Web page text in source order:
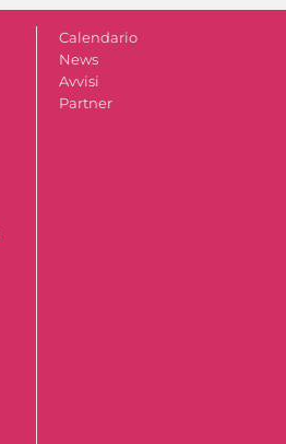
Calendario
News
Avvisi
Partner